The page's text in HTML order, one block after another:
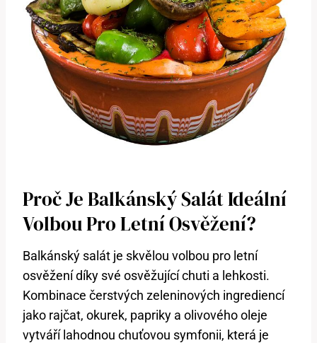
Proč Je Balkánský Salát Ideální
Volbou⁢ Pro Letní Osvěžení?
Balkánský salát je skvělou volbou pro letní
osvěžení díky ‍své osvěžující ​chuti a lehkosti.
Kombinace čerstvých zeleninových ingrediencí
‌jako rajčat, okurek, papriky a olivového oleje
⁣vytváří lahodnou chuťovou symfonii, která je